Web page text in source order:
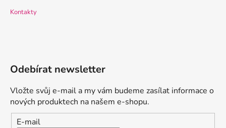
Kontakty
Odebírat newsletter
Vložte svůj e-mail a my vám budeme zasílat informace o
nových produktech na našem e-shopu.
E-mail